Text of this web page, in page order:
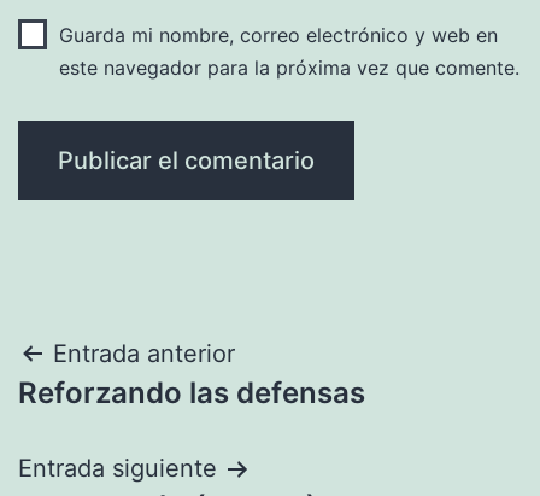
Guarda mi nombre, correo electrónico y web en
este navegador para la próxima vez que comente.
Navegación
de
entradas
Entrada anterior
Reforzando las defensas
Entrada siguiente